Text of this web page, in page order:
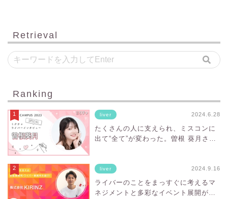
Retrieval
Ranking
liver 2024.6.28
たくさんの人に支えられ、ミスコンに
出て“全て”が変わった。曽根 葵月さん
liver 2024.9.16
ライバーのことをまっすぐに考えるマ
ネジメントと多彩なイベント展開が魅